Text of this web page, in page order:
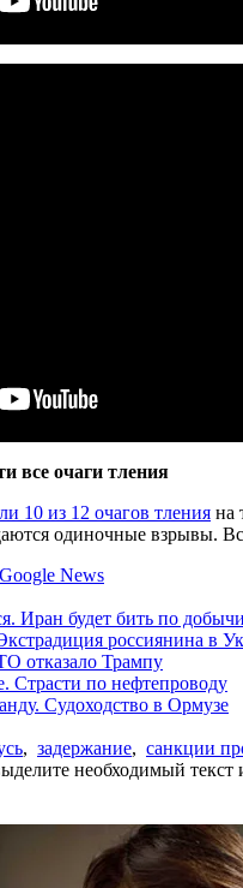
все очаги тления
10 из 12 очагов тления на
одиночные взрывы.
News
Иран будет бить по добычи
россиянина в
отказало Трампу
по нефтепроводу
Судоходство в Ормузе
, задержание, санкции
необходимый